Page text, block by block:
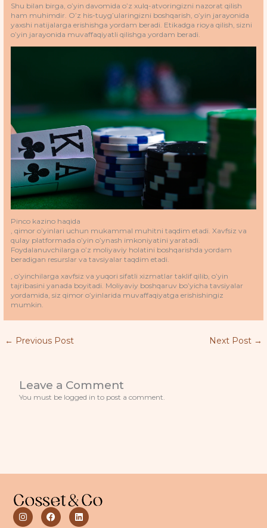
Shu bilan birga, o’yin davomida o’z xulq-atvoringizni nazorat qilish
ham muhimdir. O’z his-tuyg’ularingizni boshqarish, o’yin jarayonida
yaxshi natijalarga erishishga yordam beradi. Etikadga rioya qilish, sizni
o’yin jarayonida muvaffaqiyatli qilishga yordam beradi.
Pinco kazino haqida
, qimor o’yinlari uchun mukammal muhitni taqdim etadi. Xavfsiz va
qulay platformada o’yin o’ynash imkoniyatini yaratadi.
Foydalanuvchilarga o’z moliyaviy holatini boshqarishda yordam
beradigan resurslar va tavsiyalar taqdim etadi.
, o’yinchilarga xavfsiz va yuqori sifatli xizmatlar taklif qilib, o’yin
tajribasini yanada boyitadi. Moliyaviy boshqaruv bo’yicha tavsiyalar
yordamida, siz qimor o’yinlarida muvaffaqiyatga erishishingiz
mumkin.
← Previous Post Next Post →
Leave a Comment
You must be logged in to post a comment.
I
n
F
a
L
i